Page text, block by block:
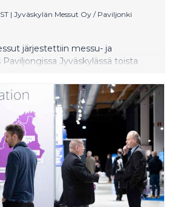
| Jyväskylän Messut Oy / Paviljonki
järjestettiin messu- ja
Jyväskylässä toista
jopa kolmella eri ohjelmalavalla
digiturvallisuuden kehittämisestä